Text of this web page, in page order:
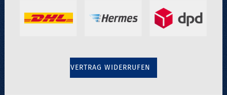
VERTRAG WIDERRUFEN